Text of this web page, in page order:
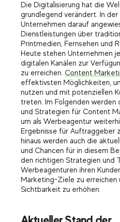
Die Digitalisierung hat die
grundlegend verändert. In
Unternehmen darauf
Dienstleistungen über
Printmedien, Fernsehen und
Heute stehen Unternehmen
digitalen Kanälen zur
zu erreichen. Content
effektivsten Möglichkeiten,
nutzen und mit potenziellen
treten. Im Folgenden werden
und Strategien für Content
um als Werbeagentur
Ergebnisse für Auftraggeber
hinaus werden auch die
und Chancen für in diesem
den richtigen Strategien und
Werbeagenturen ihren
Marketing-Ziele zu erreichen
Sichtbarkeit zu erhöhen.